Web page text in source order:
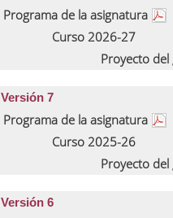
Programa de la asignatura
Curso 2026-27
Proyecto
Versión 7
Programa de la asignatura
Curso 2025-26
Proyecto
Versión 6